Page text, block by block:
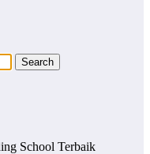
School Terbaik